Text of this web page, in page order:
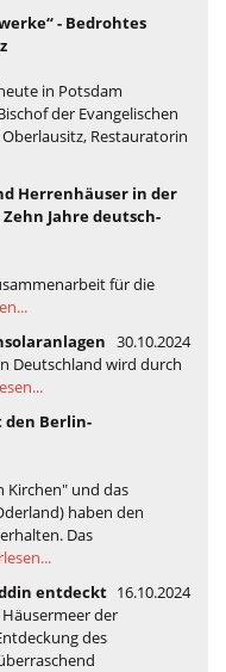
- Bedrohtes
in Potsdam
der Evangelischen
Restauratorin
Herrenhäuser in der
Jahre deutsch-
für die
30.10.2024
Deutschland wird durch
den Berlin-
Kirchen" und das
haben den
Das
entdeckt 16.10.2024
der
des